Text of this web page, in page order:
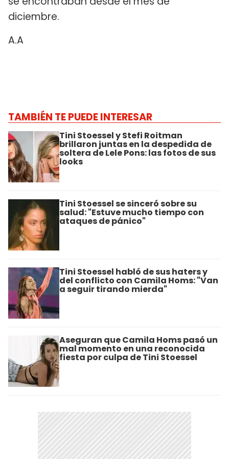
diciembre.
A.A
TAMBIÉN TE PUEDE INTERESAR
Tini Stoessel y Stefi Roitman
brillaron juntas en la despedida de
soltera de Lele Pons: las fotos de sus
looks
Tini Stoessel se sinceró sobre su
salud: "Estuve mucho tiempo con
ataques de pánico"
Tini Stoessel habló de sus haters y
del conflicto con Camila Homs: "Van
a seguir tirando mierda"
Aseguran que Camila Homs pasó un
mal momento en una reconocida
fiesta por culpa de Tini Stoessel